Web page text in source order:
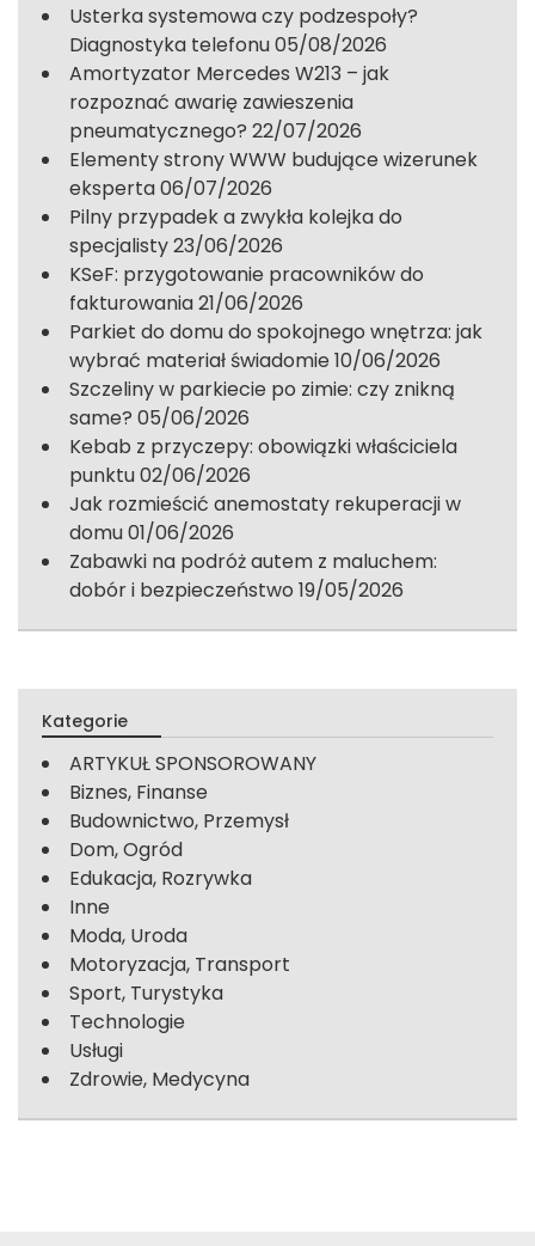
Usterka systemowa czy podzespoły?
Diagnostyka telefonu05/08/2026
Amortyzator Mercedes W213 – jak
rozpoznać awarię zawieszenia
pneumatycznego? 22/07/2026
Elementy strony WWW budujące wizerunek
eksperta06/07/2026
Pilny przypadek a zwykła kolejka do
specjalisty23/06/2026
KSeF: przygotowanie pracowników do
fakturowania21/06/2026
Parkiet do domu do spokojnego wnętrza: jak
wybrać materiał świadomie 10/06/2026
Szczeliny w parkiecie po zimie: czy znikną
same? 05/06/2026
Kebab z przyczepy: obowiązki właściciela
punktu02/06/2026
Jak rozmieścić anemostaty rekuperacji w
domu01/06/2026
Zabawki na podróż autem z maluchem:
dobór i bezpieczeństwo 19/05/2026
Kategorie
ARTYKUŁ SPONSOROWANY
Biznes, Finanse
Budownictwo, Przemysł
Dom, Ogród
Edukacja, Rozrywka
Inne
Moda, Uroda
Motoryzacja, Transport
Sport, Turystyka
Technologie
Usługi
Zdrowie, Medycyna